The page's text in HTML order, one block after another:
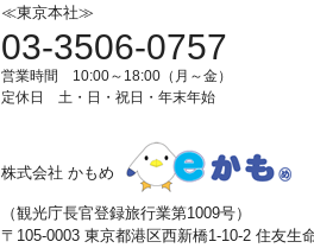
≪東京本社≫
03-3506-0757
営業時間 10:00～18:00（月～金）
定休日 土・日・祝日・年末年始
株式会社 かもめ
（観光庁長官登録旅行業第1009号）
〒105-0003 東京都港区西新橋1-10-2 住友生